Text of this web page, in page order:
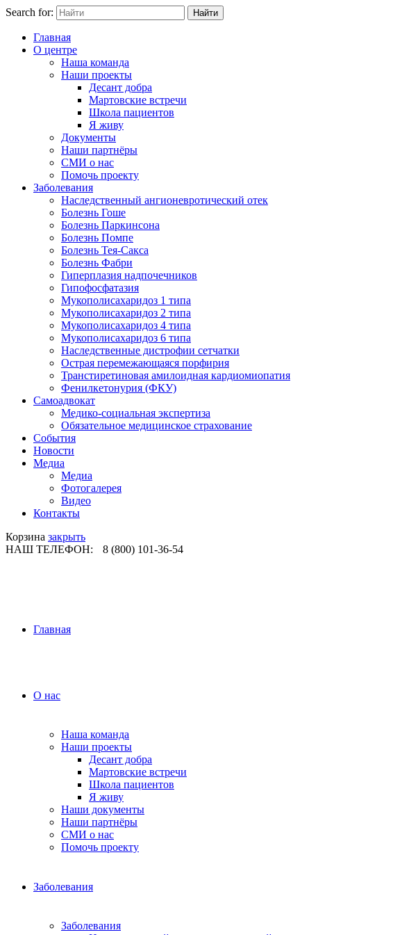
Search for: Найти
Главная
О центре
Наша команда
Наши проекты
Десант добра
Мартовские встречи
Школа пациентов
Я живу
Документы
Наши партнёры
СМИ о нас
Помочь проекту
Заболевания
Наследственный ангионевротический отек
Болезнь Гоше
Болезнь Паркинсона
Болезнь Помпе
Болезнь Тея-Сакса
Болезнь Фабри
Гиперплазия надпочечников
Гипофосфатазия
Мукополисахаридоз 1 типа
Мукополисахаридоз 2 типа
Мукополисахаридоз 4 типа
Мукополисахаридоз 6 типа
Наследственные дистрофии сетчатки
Острая перемежающаяся порфирия
Транстиретиновая амилоидная кардиомиопатия
Фенилкетонурия (ФКУ)
Самоадвокат
Медико-социальная экспертиза
Обязательное медицинское страхование
События
Новости
Медиа
Медиа
Фотогалерея
Видео
Контакты
Корзина закрыть
НАШ ТЕЛЕФОН:
8 (800) 101-36-54
Главная
О нас
Наша команда
Наши проекты
Десант добра
Мартовские встречи
Школа пациентов
Я живу
Наши документы
Наши партнёры
СМИ о нас
Помочь проекту
Заболевания
Заболевания